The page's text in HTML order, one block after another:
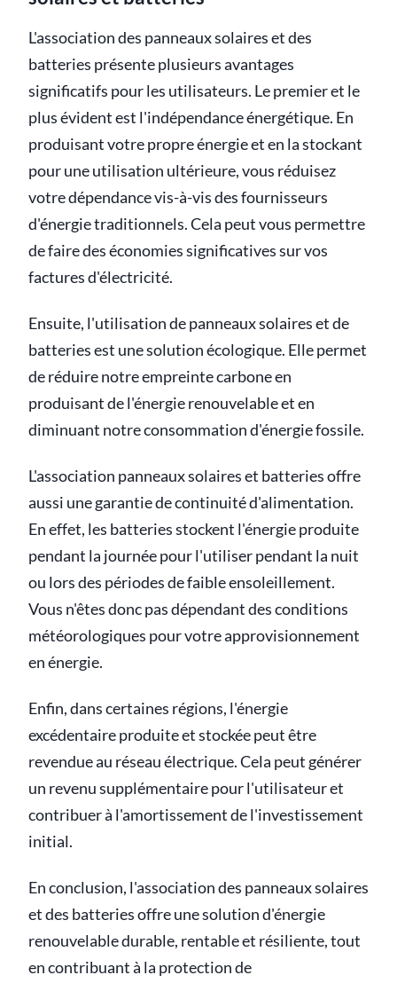
L'association des panneaux solaires et des
batteries présente plusieurs avantages
significatifs pour les utilisateurs. Le premier et le
plus évident est l'indépendance énergétique. En
produisant votre propre énergie et en la stockant
pour une utilisation ultérieure, vous réduisez
votre dépendance vis-à-vis des fournisseurs
d'énergie traditionnels. Cela peut vous permettre
de faire des économies significatives sur vos
factures d'électricité.
Ensuite, l'utilisation de panneaux solaires et de
batteries est une solution écologique. Elle permet
de réduire notre empreinte carbone en
produisant de l'énergie renouvelable et en
diminuant notre consommation d'énergie fossile.
L'association panneaux solaires et batteries offre
aussi une garantie de continuité d'alimentation.
En effet, les batteries stockent l'énergie produite
pendant la journée pour l'utiliser pendant la nuit
ou lors des périodes de faible ensoleillement.
Vous n'êtes donc pas dépendant des conditions
météorologiques pour votre approvisionnement
en énergie.
Enfin, dans certaines régions, l'énergie
excédentaire produite et stockée peut être
revendue au réseau électrique. Cela peut générer
un revenu supplémentaire pour l'utilisateur et
contribuer à l'amortissement de l'investissement
initial.
En conclusion, l'association des panneaux solaires
et des batteries offre une solution d'énergie
renouvelable durable, rentable et résiliente, tout
en contribuant à la protection de